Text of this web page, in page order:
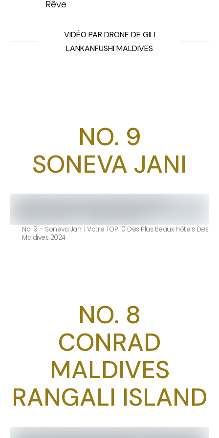
Rêve
VIDÉO PAR DRONE DE GILI
LANKANFUSHI MALDIVES
NO. 9
SONEVA JANI
No. 9 – Soneva Jani | Votre TOP 10 Des Plus Beaux Hôtels Des
Maldives 2024
NO. 8
CONRAD
MALDIVES
RANGALI ISLAND